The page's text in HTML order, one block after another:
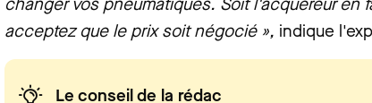
acceptez que le prix soit négocié », indique
Le conseil de la rédac